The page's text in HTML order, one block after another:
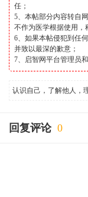
任；
5、本帖部分内容转自
不作为医学根据使用，
6、如果本帖侵犯到任
并致以最深的歉意；
7、启智网平台管理员
认识自己，了解他人，
回复评论 0